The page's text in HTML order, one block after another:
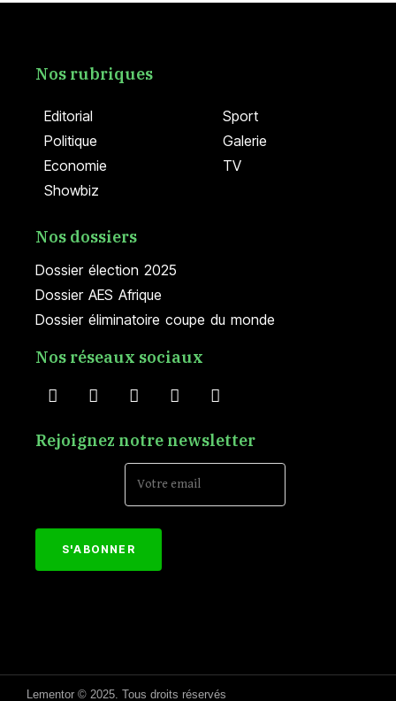
Editorial
Politique
Economie
Showbiz
Sport
Galerie
TV
Nos rubriques
Dossier élection 2025
Dossier AES Afrique
Dossier éliminatoire coupe du monde
Nos dossiers
Nos réseaux sociaux
Rejoignez notre newsletter
Lementor © 2025. Tous droits réservés